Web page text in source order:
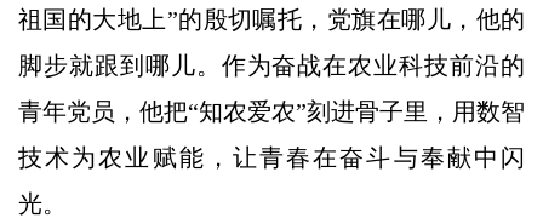
祖国的大地上”的殷切嘱托，党旗在哪儿，他的
脚步就跟到哪儿。作为奋战在农业科技前沿的
青年党员，他把“知农爱农”刻进骨子里，用数智
技术为农业赋能，让青春在奋斗与奉献中闪
光。